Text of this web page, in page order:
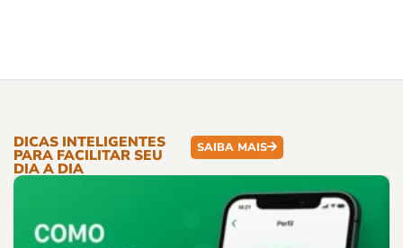
DICAS INTELIGENTES
PARA FACILITAR SEU
DIA A DIA​
SAIBA MAIS